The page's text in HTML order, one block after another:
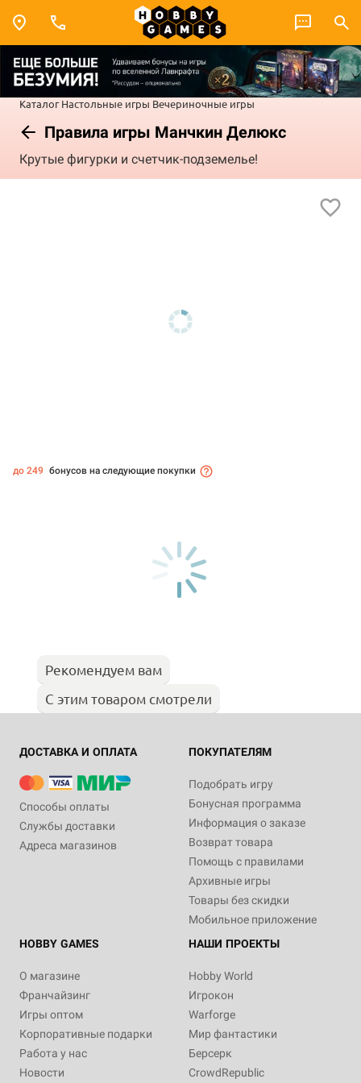
Каталог Настольные игры Вечериночные игры
Правила игры Манчкин Делюкс
Крутые фигурки и счетчик-подземелье!
до 249 бонусов на следующие покупки
Рекомендуем вам
С этим товаром смотрели
ДОСТАВКА И ОПЛАТА
Способы оплаты
Службы доставки
Адреса магазинов
ПОКУПАТЕЛЯМ
Подобрать игру
Бонусная программа
Информация о заказе
Возврат товара
Помощь с правилами
Архивные игры
Товары без скидки
Мобильное приложение
HOBBY GAMES
О магазине
Франчайзинг
Игры оптом
Корпоративные подарки
Работа у нас
Новости
НАШИ ПРОЕКТЫ
Hobby World
Игрокон
Warforge
Мир фантастики
Берсерк
CrowdRepublic